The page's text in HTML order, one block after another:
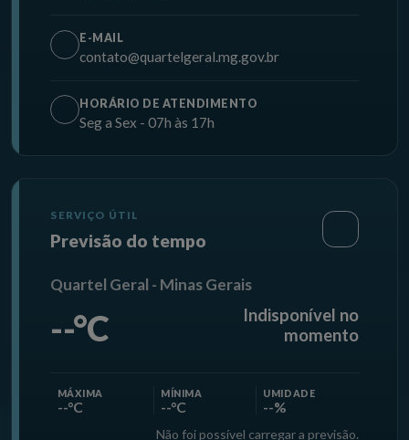
E-MAIL
contato@quartelgeral.mg.gov.br
HORÁRIO DE ATENDIMENTO
Seg a Sex - 07h às 17h
SERVIÇO ÚTIL
Previsão do tempo
Quartel Geral - Minas Gerais
--°C
Indisponível no
momento
MÁXIMA
--°C
MÍNIMA
--°C
UMIDADE
--%
Não foi possível carregar a previsão.